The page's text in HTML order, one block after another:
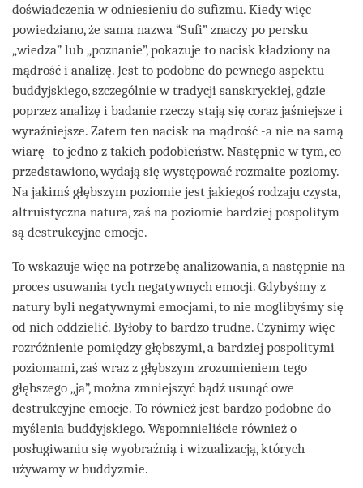
doświadczenia w odniesieniu do sufizmu. Kiedy więc
powiedziano, że sama nazwa “Sufi” znaczy po persku
„wiedza” lub „poznanie”, pokazuje to nacisk kładziony na
mądrość i analizę. Jest to podobne do pewnego aspektu
buddyjskiego, szczególnie w tradycji sanskryckiej, gdzie
poprzez analizę i badanie rzeczy stają się coraz jaśniejsze i
wyraźniejsze. Zatem ten nacisk na mądrość -a nie na samą
wiarę -to jedno z takich podobieństw. Następnie w tym, co
przedstawiono, wydają się występować rozmaite poziomy.
Na jakimś głębszym poziomie jest jakiegoś rodzaju czysta,
altruistyczna natura, zaś na poziomie bardziej pospolitym
są destrukcyjne emocje.
To wskazuje więc na potrzebę analizowania, a następnie na
proces usuwania tych negatywnych emocji. Gdybyśmy z
natury byli negatywnymi emocjami, to nie moglibyśmy się
od nich oddzielić. Byłoby to bardzo trudne. Czynimy więc
rozróżnienie pomiędzy głębszymi, a bardziej pospolitymi
poziomami, zaś wraz z głębszym zrozumieniem tego
głębszego „ja”, można zmniejszyć bądź usunąć owe
destrukcyjne emocje. To również jest bardzo podobne do
myślenia buddyjskiego. Wspomnieliście również o
posługiwaniu się wyobraźnią i wizualizacją, których
używamy w buddyzmie.